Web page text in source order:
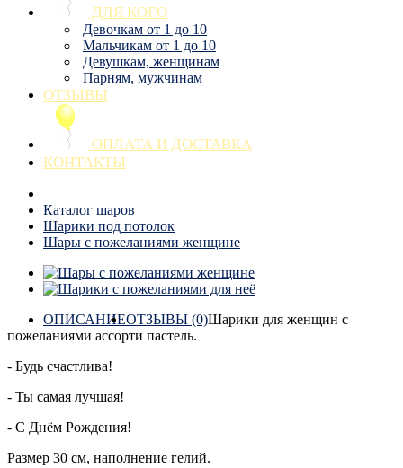
ДЛЯ КОГО
Девочкам от 1 до 10
Мальчикам от 1 до 10
Девушкам, женщинам
Парням, мужчинам
ОТЗЫВЫ
ОПЛАТА И ДОСТАВКА
КОНТАКТЫ
Каталог шаров
Шарики под потолок
Шары с пожеланиями женщине
ОПИСАНИЕОТЗЫВЫ (0)Шарики для женщин с
пожеланиями ассорти пастель.
- Будь счастлива!
- Ты самая лучшая!
- С Днём Рождения!
Размер 30 см, наполнение гелий.